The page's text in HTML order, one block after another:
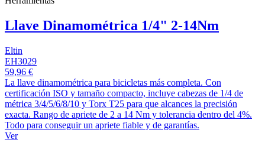
Llave Dinamométrica 1/4" 2-14Nm
Eltin
EH3029
59,96 €
La llave dinamométrica para bicicletas más completa. Con
certificación ISO y tamaño compacto, incluye cabezas de 1/4 de
métrica 3/4/5/6/8/10 y Torx T25 para que alcances la precisión
exacta. Rango de apriete de 2 a 14 Nm y tolerancia dentro del 4%.
Todo para conseguir un apriete fiable y de garantías.
Ver